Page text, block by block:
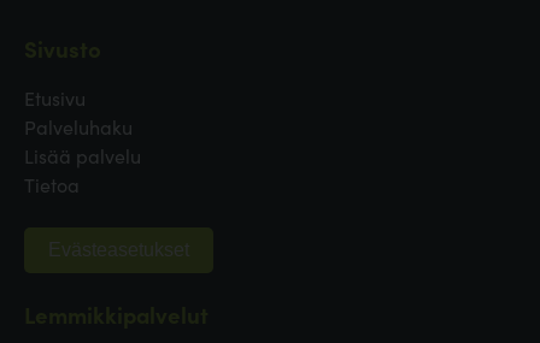
Etusivu
Palveluhaku
Lisää palvelu
Tietoa
Evästeasetukset